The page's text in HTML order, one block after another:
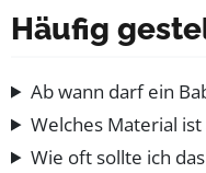
Häufig
Ab wann darf ein
Welches Material
Wie oft sollte ich